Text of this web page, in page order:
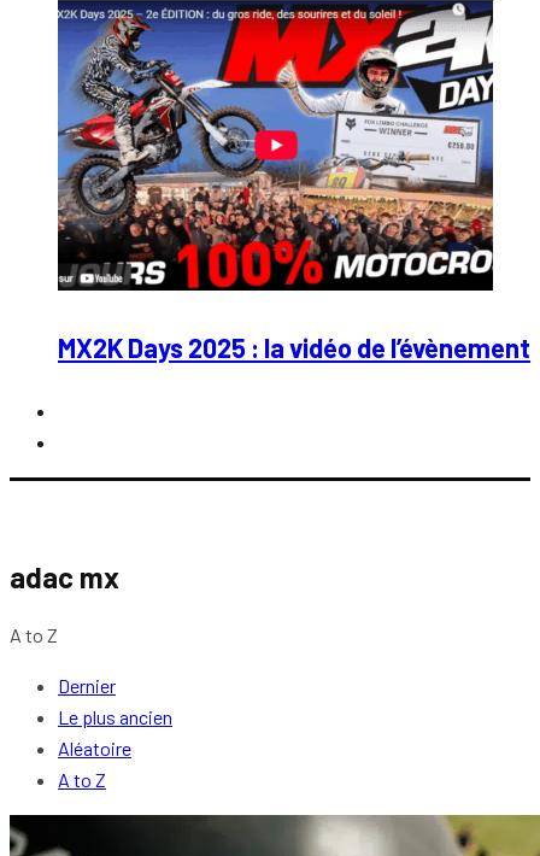
MX2K Days 2025 : la vidéo de l’évènement
adac mx
A to Z
Dernier
Le plus ancien
Aléatoire
A to Z